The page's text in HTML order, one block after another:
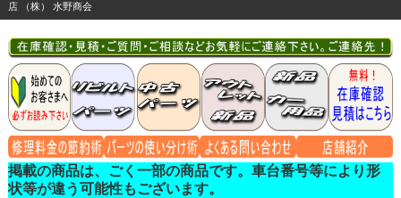
店 （株） 水野商会
掲載の商品は、ごく一部の商品です。車台番号等により形
状等が違う可能性もございます。